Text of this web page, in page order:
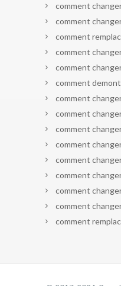
comment
comment
comment
comment
comment
comment
comment
comment
comment
comment
comment
comment
comment
comment
comment